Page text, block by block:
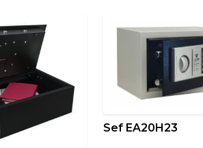
Sef EA20H23